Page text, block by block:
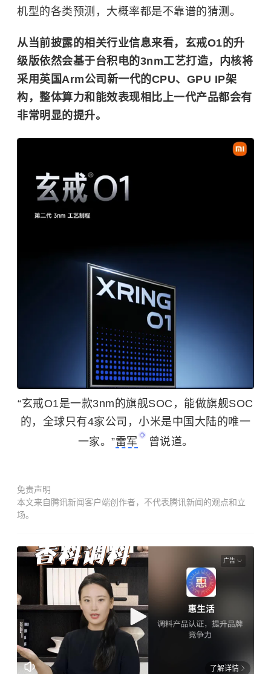
机型的各类预测，大概率都是不靠谱的猜测。
从当前披露的相关行业信息来看，玄戒O1的升
级版依然会基于台积电的3nm工艺打造，内核将
采用英国Arm公司新一代的CPU、GPU IP架
构，整体算力和能效表现相比上一代产品都会有
非常明显的提升。
“玄戒O1是一款3nm的旗舰SOC，能做旗舰SOC
的，全球只有4家公司，小米是中国大陆的唯一
一家。”雷军 曾说道。
免责声明
本文来自腾讯新闻客户端创作者，不代表腾讯新闻的观点和立
场。
广告
了解详情